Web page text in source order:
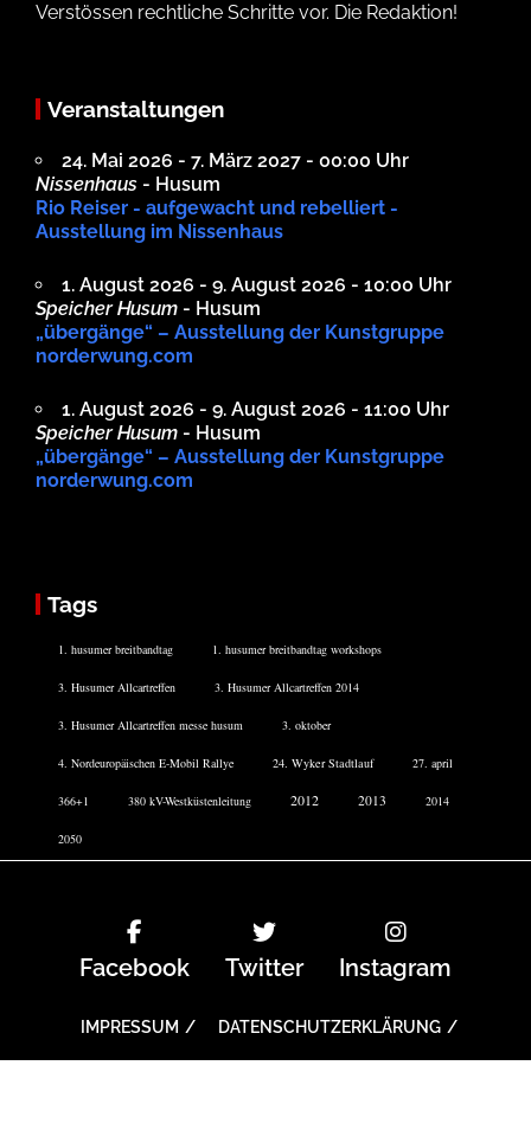
Verstössen rechtliche Schritte vor. Die Redaktion!
Veranstaltungen
24. Mai 2026 - 7. März 2027 - 00:00 Uhr
Nissenhaus - Husum
Rio Reiser - aufgewacht und rebelliert -
Ausstellung im Nissenhaus
1. August 2026 - 9. August 2026 - 10:00 Uhr
Speicher Husum - Husum
„übergänge“ – Ausstellung der Kunstgruppe
norderwung.com
1. August 2026 - 9. August 2026 - 11:00 Uhr
Speicher Husum - Husum
„übergänge“ – Ausstellung der Kunstgruppe
norderwung.com
Tags
1. husumer breitbandtag 1. husumer breitbandtag workshops
3. Husumer Allcartreffen 3. Husumer Allcartreffen 2014
3. Husumer Allcartreffen messe husum 3. oktober
4. Nordeuropäischen E-Mobil Rallye 24. Wyker Stadtlauf 27. april
366+1 380 kV-Westküstenleitung 2012 2013 2014
2050
Facebook Twitter Instagram
IMPRESSUM DATENSCHUTZERKLÄRUNG